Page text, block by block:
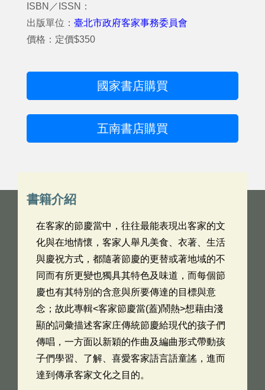
ISBN／ISSN：
出版單位： 臺北市政府客家事務委員會
價格：定價$350
國家書店購買
五南書店購買
書籍介紹
在客家的節慶當中，往往最能表現出客家的文
化與在地情懷，客家人舉凡美食、衣著、生活
與慶祝方式，都隨著節慶的更替或著地域的不
同而有所更變也獨具其特色及味道，而每個節
慶也有其特別的含意與所要傳達的目標與意
念；故此專輯<客家節慶當(蓋)鬧熱>想藉由淺
顯的詞彙描述客家庄傳統節慶給現代的孩子們
傳唱，一方面以新穎的作曲及編曲形式帶動孩
子們學習、了解、喜愛客家語言語童謠，進而
達到傳承客家文化之目的。